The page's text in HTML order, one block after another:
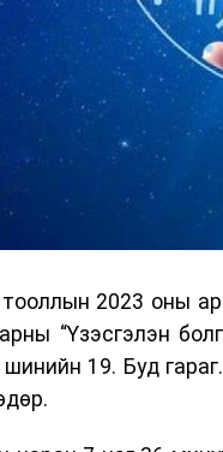
2023 оны
“Үзэсгэлэн
19. Буд